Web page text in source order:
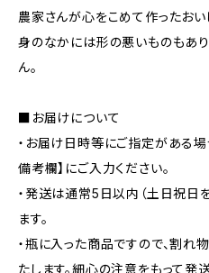
農家さんが心をこめて作ったおい
身のなかには形の悪いものもあ
ん。
■お届けについて
・お届け日時等にご指定がある
備考欄】にご入力ください。
・発送は通常5日以内（土日祝日
ます。
・瓶に入った商品ですので、割れ
たします。細心の注意をもって発